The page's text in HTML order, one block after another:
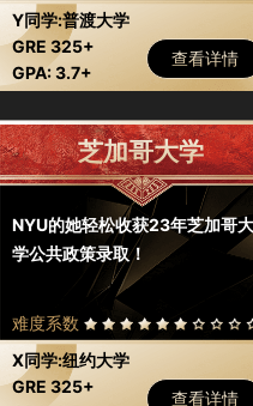
Y同学:普渡大学
GRE 325+
GPA: 3.7+
查看详情
芝加哥大学
NYU的她轻松收获23年芝加哥大
学公共政策录取！
难度系数
X同学:纽约大学
GRE 325+
查看详情